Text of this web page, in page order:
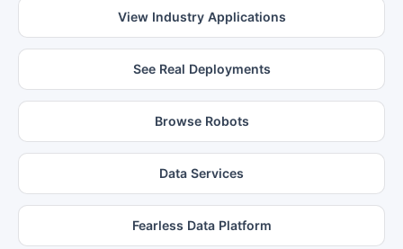
View Industry Applications
See Real Deployments
Browse Robots
Data Services
Fearless Data Platform